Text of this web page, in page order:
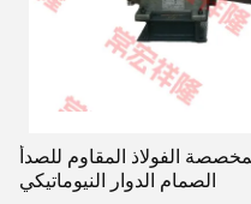
الفولاذ المقاوم للصدأ
الصمام الدوار النيوماتيكي